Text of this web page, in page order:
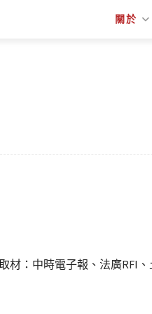
關於
材：中時電子報、法廣RFI